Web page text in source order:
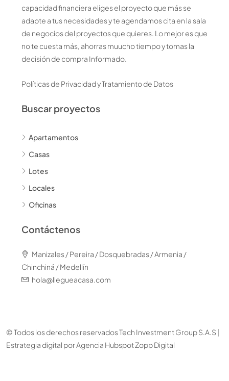
capacidad financiera eliges el proyecto que más se
adapte a tus necesidades y te agendamos cita en la sala
de negocios del proyectos que quieres. Lo mejor es que
no te cuesta más, ahorras muucho tiempo y tomas la
decisión de compra Informado.
Políticas de Privacidad y Tratamiento de Datos
Buscar proyectos
Apartamentos
Casas
Lotes
Locales
Oficinas
Contáctenos
Manizales / Pereira / Dosquebradas / Armenia /
Chinchiná / Medellín
hola@llegueacasa.com
© Todos los derechos reservados Tech Investment Group S.A.S |
Estrategia digital porAgencia Hubspot Zopp Digital